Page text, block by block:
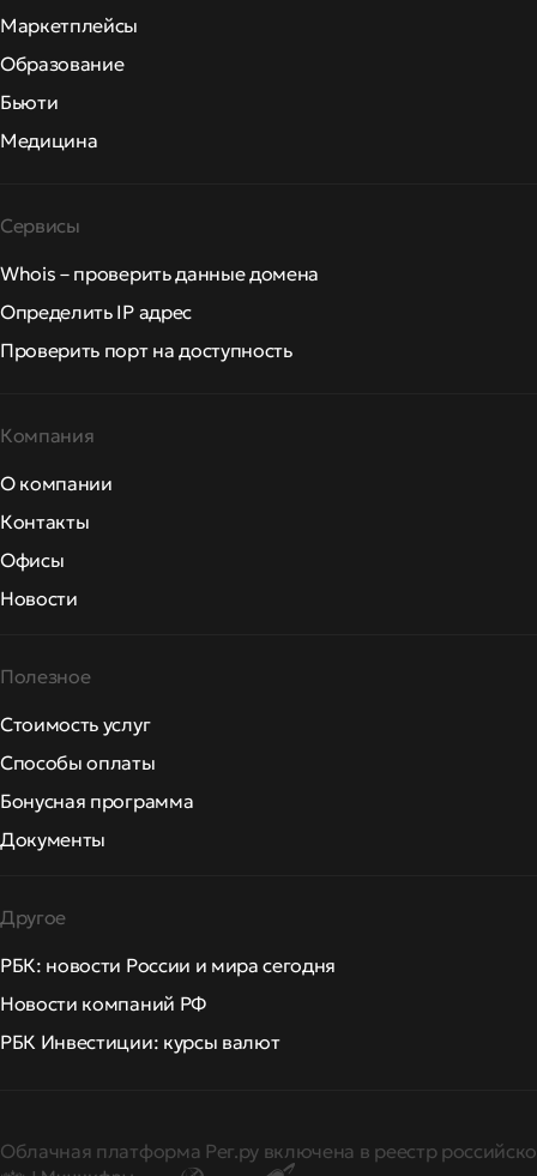
Маркетплейсы
Образование
Бьюти
Медицина
Сервисы
Whois – проверить данные домена
Определить IP адрес
Проверить порт на доступность
Компания
О компании
Контакты
Офисы
Новости
Полезное
Стоимость услуг
Способы оплаты
Бонусная программа
Документы
Другое
РБК: новости России и мира сегодня
Новости компаний РФ
РБК Инвестиции: курсы валют
Облачная платформа Рег.ру включена в реестр